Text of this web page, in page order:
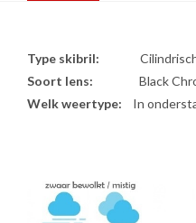
Type skibril: Cilindrisch
Soort lens: Black
Welk weertype: In